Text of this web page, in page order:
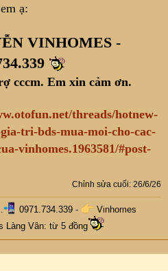
em ạ:
VINHOMES -
cccm. Em xin cảm ơn.
threads/hotnew-
tri-bds-mua-moi-cho-cac-
vinhomes.1963581/#post-
Chỉnh sửa cuối: 26/6/26
0971.734.339 -
Vinhomes
Làng Vân: từ 5 đồng